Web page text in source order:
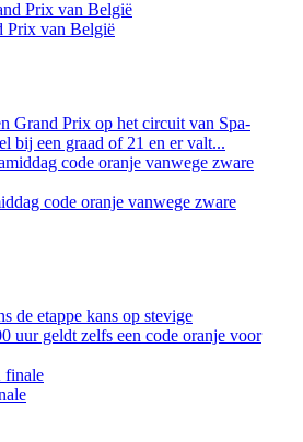
Prix van België
Grand Prix op het circuit van Spa-
bij een graad of 21 en er valt...
code oranje vanwege zware
de etappe kans op stevige
uur geldt zelfs een code oranje voor